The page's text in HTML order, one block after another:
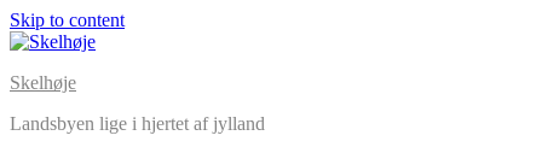
Skip to content
Skelhøje
Landsbyen lige i hjertet af jylland